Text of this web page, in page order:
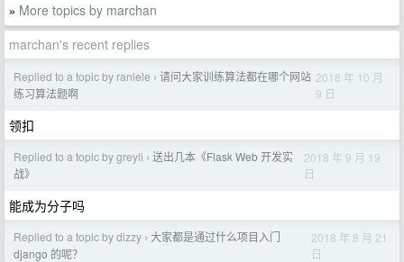
» More topics by marchan
marchan's recent replies
Replied to a topic by ranlele › 请问大家训练算法都在哪个网站
练习算法题啊
2018 年 10 月
9 日
领扣
Replied to a topic by greyli › 送出几本《Flask Web 开发实
战》
2018 年 9 月 19
日
能成为分子吗
Replied to a topic by dizzy › 大家都是通过什么项目入门
django 的呢？
2018 年 8 月 21
日